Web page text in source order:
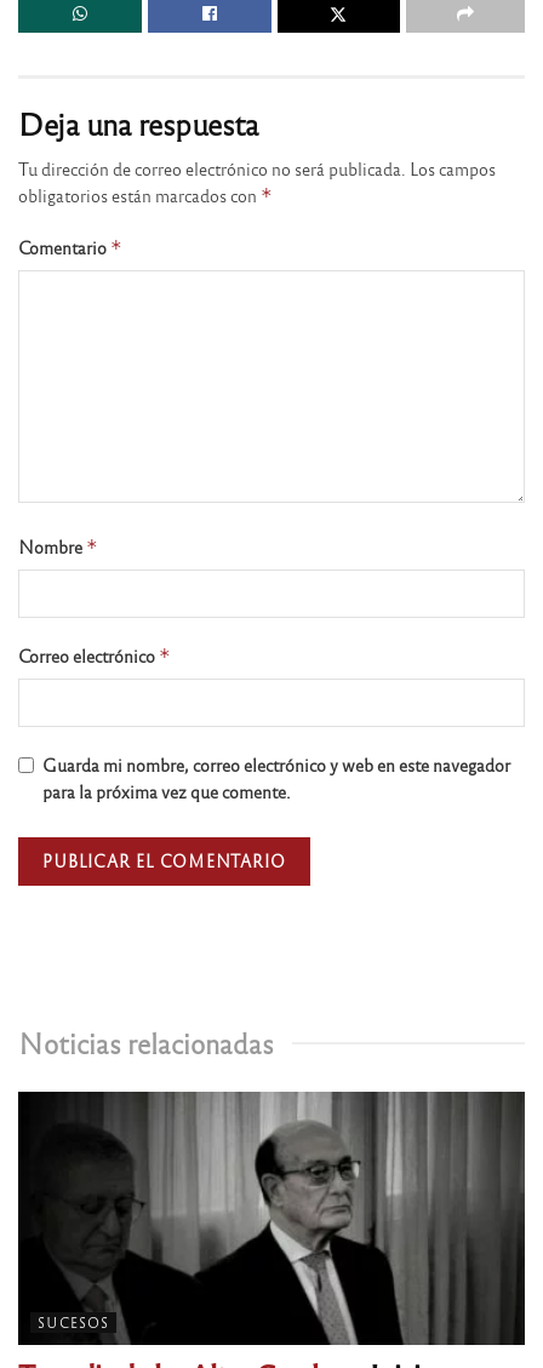
Noticias relacionadas
SUCESOS
Deja una respuesta
Tu dirección de correo electrónico no será publicada. Los campos
obligatorios están marcados con *
Comentario *
Nombre *
Correo electrónico *
Guarda mi nombre, correo electrónico y web en este navegador
para la próxima vez que comente.